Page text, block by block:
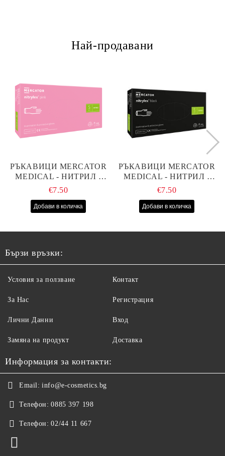
Най-продавани
РЪКАВИЦИ MERCATOR
MEDICAL - НИТРИЛ -
РОЗОВИ - S - 100БР
€7.50
РЪКАВИЦИ MERCATOR
MEDICAL - НИТРИЛ -
ЧЕРНИ - S - 100БР
€7.50
Бързи връзки:
Условия за ползване
За Нас
Лични Данни
Замяна на продукт
Контакт
Регистрация
Вход
Доставка
Информация за контакти:
Email: info@e-cosmetics.bg
Телефон: 0885 397 198
Телефон: 02/44 11 667